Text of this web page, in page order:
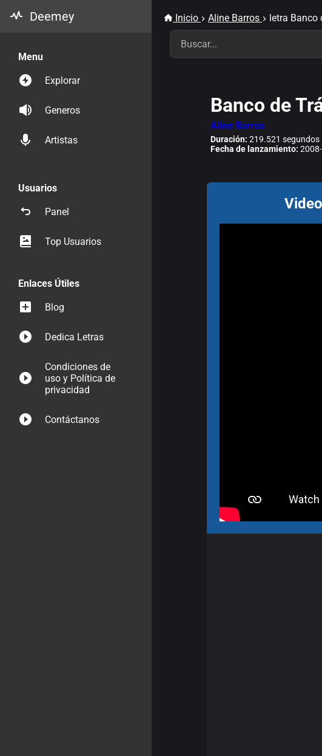
Deemey
Menu
Explorar
Generos
Artistas
Usuarios
Panel
Top Usuarios
Enlaces Útiles
Blog
Dedica Letras
Condiciones de
uso y Política de
privacidad
Contáctanos
Inicio Aline Barros letra Banco
Banco de
Aline Barros
Duración: 219.521 segundos
Fecha de lanzamiento: